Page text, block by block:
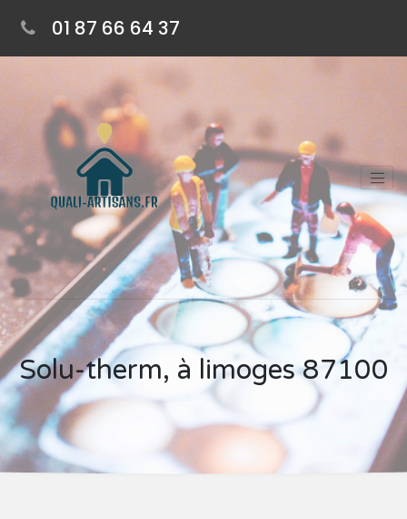
01 87 66 64 37
Solu-therm, à limoges 87100